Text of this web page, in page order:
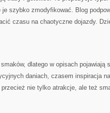
je szybko zmodyfikować. Blog
czasu na chaotyczne dojazdy.
dlatego w opisach pojawiają
daniach, czasem inspiracja
przecież nie tylko atrakcje, ale też